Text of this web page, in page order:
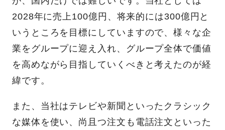
2028年に売上100億円、将来的には300億円と
いうところを目標にしていますので、様々な企
業をグループに迎え入れ、グループ全体で価値
を高めながら目指していくべきと考えたのが経
緯です。
また、当社はテレビや新聞といったクラシック
な媒体を使い、尚且つ注文も電話注文といった